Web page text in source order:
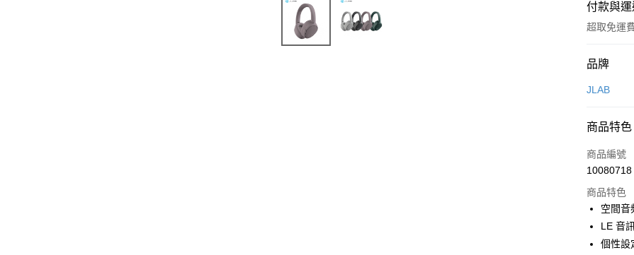
付款與
超取免運
付款方式
信用卡一
街口支付
悠遊付
ATM付款
品牌
JLAB
商品特色
商品編號
10080718
商品特色
空間音
LE 音
個性設